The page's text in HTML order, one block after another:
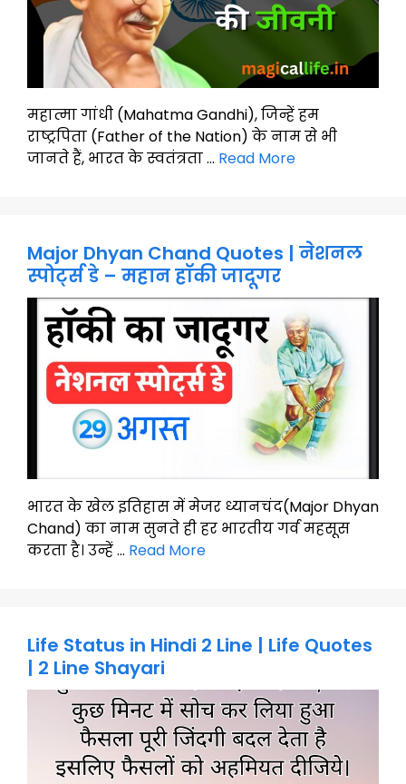
महात्मा गांधी (Mahatma Gandhi), जिन्हें हम
राष्ट्रपिता (Father of the Nation) के नाम से भी
जानते हैं, भारत के स्वतंत्रता … Read More
Major Dhyan Chand Quotes | नेशनल
स्पोर्ट्स डे – महान हॉकी जादूगर
भारत के खेल इतिहास में मेजर ध्यानचंद(Major Dhyan
Chand) का नाम सुनते ही हर भारतीय गर्व महसूस
करता है। उन्हें … Read More
Life Status in Hindi 2 Line | Life Quotes
| 2 Line Shayari